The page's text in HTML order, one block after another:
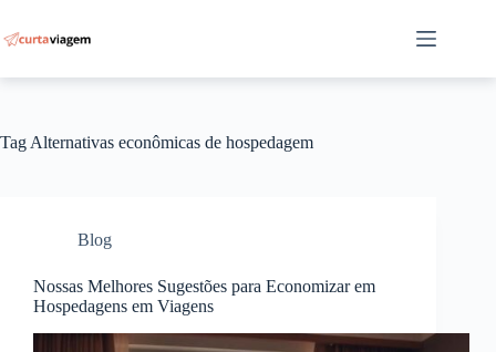
para
o
Tag Alternativas econômicas de hospedagem
Blog
Nossas Melhores Sugestões para Economizar em
Hospedagens em Viagens